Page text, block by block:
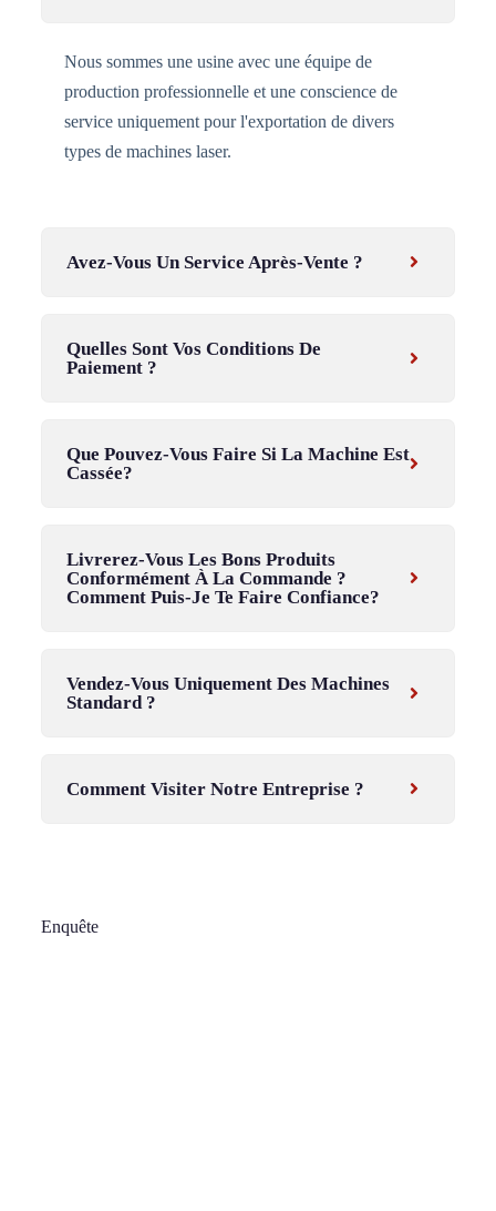
Nous sommes une usine avec une équipe de
production professionnelle et une conscience de
service uniquement pour l'exportation de divers
types de machines laser.
Avez-Vous Un Service Après-Vente ?
Quelles Sont Vos Conditions De
Paiement ?
Que Pouvez-Vous Faire Si La Machine Est
Cassée?
Livrerez-Vous Les Bons Produits
Conformément À La Commande ?
Comment Puis-Je Te Faire Confiance?
Vendez-Vous Uniquement Des Machines
Standard ?
Comment Visiter Notre Entreprise ?
Enquête